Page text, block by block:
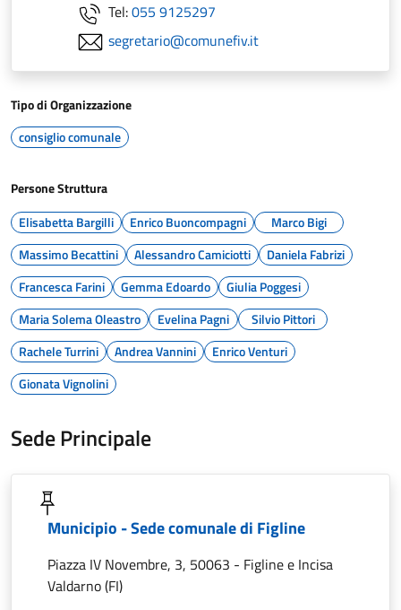
Tel:055 9125297
segretario@comunefiv.it
Tipo di Organizzazione
consiglio comunale
Persone Struttura
Elisabetta Bargilli
Enrico Buoncompagni
Marco Bigi
Massimo Becattini
Alessandro Camiciotti
Daniela Fabrizi
Francesca Farini
Gemma Edoardo
Giulia Poggesi
Maria Solema Oleastro
Evelina Pagni
Silvio Pittori
Rachele Turrini
Andrea Vannini
Enrico Venturi
Gionata Vignolini
Sede Principale
Municipio - Sede comunale di Figline
Piazza IV Novembre, 3, 50063 - Figline e Incisa
Valdarno (FI)